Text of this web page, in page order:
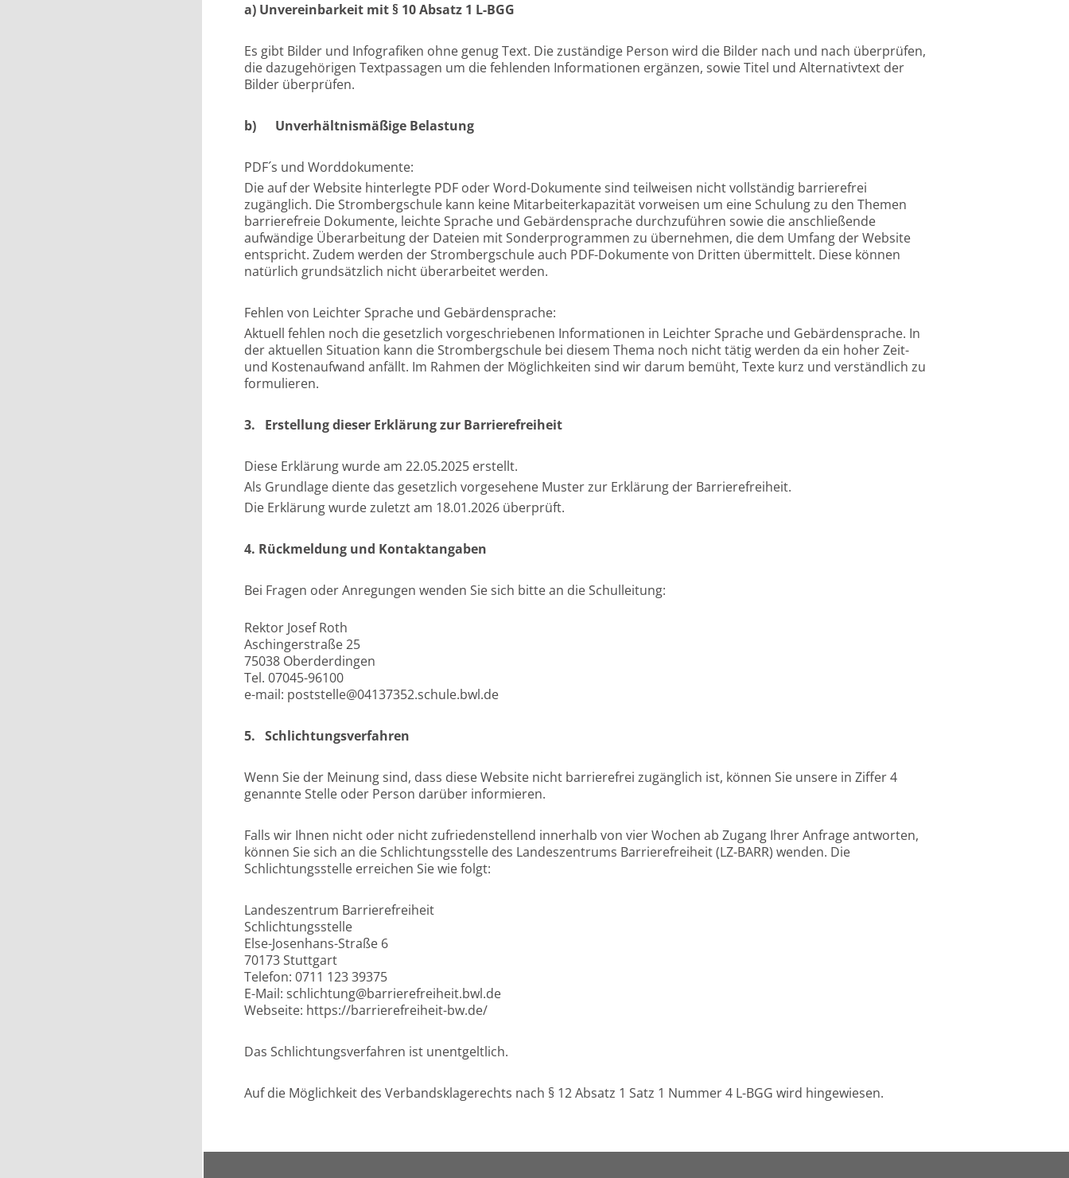
a) Unvereinbarkeit mit § 10 Absatz 1 L-BGG
Es gibt Bilder und Infografiken ohne genug Text. Die zuständige Person wird die Bilder nach und nach überprüfen,
die dazugehörigen Textpassagen um die fehlenden Informationen ergänzen, sowie Titel und Alternativtext der
Bilder überprüfen.
b) Unverhältnismäßige Belastung
PDF´s und Worddokumente:
Die auf der Website hinterlegte PDF oder Word-Dokumente sind teilweisen nicht vollständig barrierefrei
zugänglich. Die Strombergschule kann keine Mitarbeiterkapazität vorweisen um eine Schulung zu den Themen
barrierefreie Dokumente, leichte Sprache und Gebärdensprache durchzuführen sowie die anschließende
aufwändige Überarbeitung der Dateien mit Sonderprogrammen zu übernehmen, die dem Umfang der Website
entspricht. Zudem werden der Strombergschule auch PDF-Dokumente von Dritten übermittelt. Diese können
natürlich grundsätzlich nicht überarbeitet werden.
Fehlen von Leichter Sprache und Gebärdensprache:
Aktuell fehlen noch die gesetzlich vorgeschriebenen Informationen in Leichter Sprache und Gebärdensprache. In
der aktuellen Situation kann die Strombergschule bei diesem Thema noch nicht tätig werden da ein hoher Zeit-
und Kostenaufwand anfällt. Im Rahmen der Möglichkeiten sind wir darum bemüht, Texte kurz und verständlich zu
formulieren.
3. Erstellung dieser Erklärung zur Barrierefreiheit
Diese Erklärung wurde am 22.05.2025 erstellt.
Als Grundlage diente das gesetzlich vorgesehene Muster zur Erklärung der Barrierefreiheit.
Die Erklärung wurde zuletzt am 18.01.2026 überprüft.
4. Rückmeldung und Kontaktangaben
Bei Fragen oder Anregungen wenden Sie sich bitte an die Schulleitung:
Rektor Josef Roth
Aschingerstraße 25
75038 Oberderdingen
Tel. 07045-96100
e-mail: poststelle@04137352.schule.bwl.de
5. Schlichtungsverfahren
Wenn Sie der Meinung sind, dass diese Website nicht barrierefrei zugänglich ist, können Sie unsere in Ziffer 4
genannte Stelle oder Person darüber informieren.
Falls wir Ihnen nicht oder nicht zufriedenstellend innerhalb von vier Wochen ab Zugang Ihrer Anfrage antworten,
können Sie sich an die Schlichtungsstelle des Landeszentrums Barrierefreiheit (LZ-BARR) wenden. Die
Schlichtungsstelle erreichen Sie wie folgt:
Landeszentrum Barrierefreiheit
Schlichtungsstelle
Else-Josenhans-Straße 6
70173 Stuttgart
Telefon: 0711 123 39375
E-Mail: schlichtung@barrierefreiheit.bwl.de
Webseite: https://barrierefreiheit-bw.de/
Das Schlichtungsverfahren ist unentgeltlich.
Auf die Möglichkeit des Verbandsklagerechts nach § 12 Absatz 1 Satz 1 Nummer 4 L-BGG wird hingewiesen.